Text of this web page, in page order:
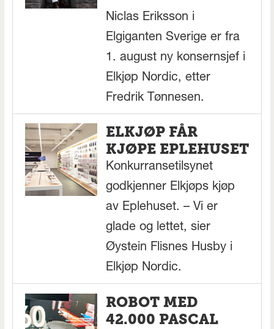
Niclas Eriksson i
Elgiganten Sverige er fra
1. august ny konsernsjef i
Elkjøp Nordic, etter
Fredrik Tønnesen.
ELKJØP FÅR
KJØPE EPLEHUSET
Konkurransetilsynet
godkjenner Elkjøps kjøp
av Eplehuset. – Vi er
glade og lettet, sier
Øystein Flisnes Husby i
Elkjøp Nordic.
ROBOT MED
42.000 PASCAL